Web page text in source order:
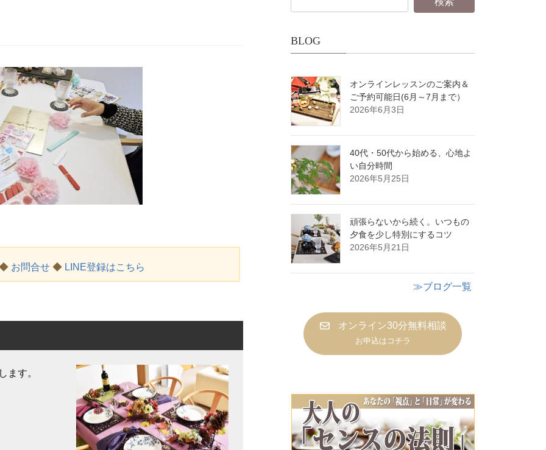
お問合せ ◆ LINE登録はこちら
ます。
BLOG
オンラインレッスンのご案内＆
ご予約可能日(6月～7月まで）
2026年6月3日
40代・50代から始める、心地よ
い自分時間
2026年5月25日
頑張らないから続く。いつもの
夕食を少し特別にするコツ
2026年5月21日
≫ブログ一覧
オンライン30分無料相談
お申込はコチラ